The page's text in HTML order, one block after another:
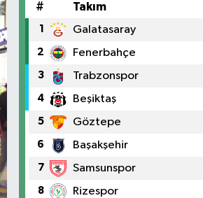
# Takım
1 Galatasaray
2 Fenerbahçe
3 Trabzonspor
4 Beşiktaş
5 Göztepe
6 Başakşehir
7 Samsunspor
8 Rizespor